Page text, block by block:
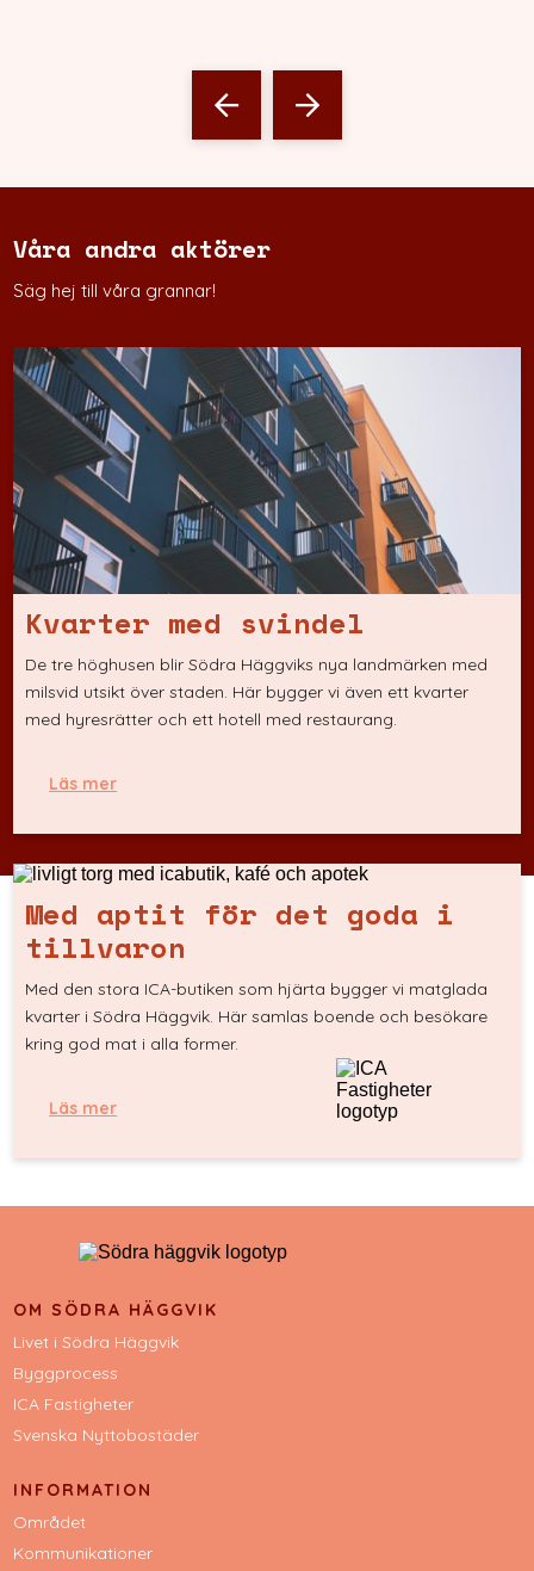
Våra andra aktörer
Säg hej till våra grannar!
Kvarter med svindel
De tre höghusen blir Södra Häggviks nya landmärken med
milsvid utsikt över staden. Här bygger vi även ett kvarter
med hyresrätter och ett hotell med restaurang.
Läs mer
Med aptit för det goda i
tillvaron
Med den stora ICA-butiken som hjärta bygger vi matglada
kvarter i Södra Häggvik. Här samlas boende och besökare
kring god mat i alla former.
Läs mer
OM SÖDRA HÄGGVIK
Livet i Södra Häggvik
Byggprocess
ICA Fastigheter
Svenska Nyttobostäder
INFORMATION
Området
Kommunikationer